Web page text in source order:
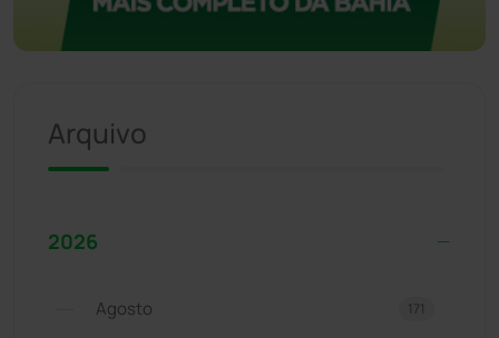
Arquivo
2026
Agosto 171